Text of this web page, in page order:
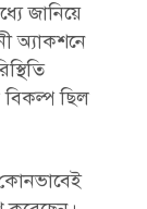
জানিয়ে
অ্যাকশনে
ছিল